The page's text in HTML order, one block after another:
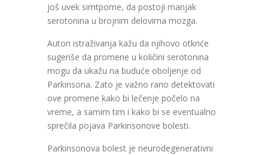
još uvek simtpome, da postoji manjak
serotonina u brojnim delovima mozga.
Autori istraživanja kažu da njihovo otkriće
sugeriše da promene u količini serotonina
mogu da ukažu na buduće oboljenje od
Parkinsona. Zato je važno rano detektovati
ove promene kako bi lečenje počelo na
vreme, a samim tim i kako bi se eventualno
sprečila pojava Parkinsonove bolesti.
Parkinsonova bolest je neurodegenerativni